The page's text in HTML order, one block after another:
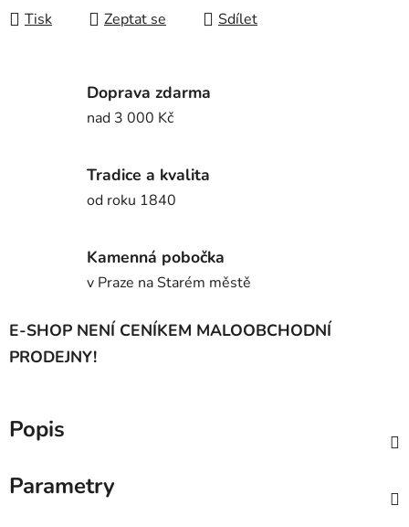
Tisk Zeptat se Sdílet
Doprava zdarma
nad 3 000 Kč
Tradice a kvalita
od roku 1840
Kamenná pobočka
v Praze na Starém městě
E-SHOP NENÍ CENÍKEM MALOOBCHODNÍ
PRODEJNY!
Popis
Parametry